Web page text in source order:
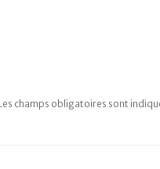
champs obligatoires sont